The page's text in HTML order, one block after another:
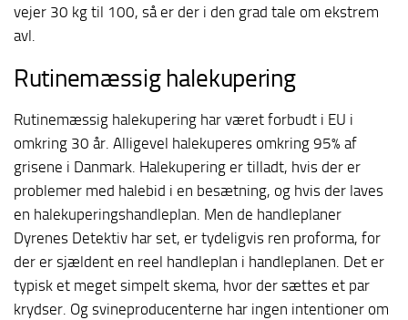
vejer 30 kg til 100, så er der i den grad tale om ekstrem
avl.
Rutinemæssig halekupering
Rutinemæssig halekupering har været forbudt i EU i
omkring 30 år. Alligevel halekuperes omkring 95% af
grisene i Danmark. Halekupering er tilladt, hvis der er
problemer med halebid i en besætning, og hvis der laves
en halekuperingshandleplan. Men de handleplaner
Dyrenes Detektiv har set, er tydeligvis ren proforma, for
der er sjældent en reel handleplan i handleplanen. Det er
typisk et meget simpelt skema, hvor der sættes et par
krydser. Og svineproducenterne har ingen intentioner om